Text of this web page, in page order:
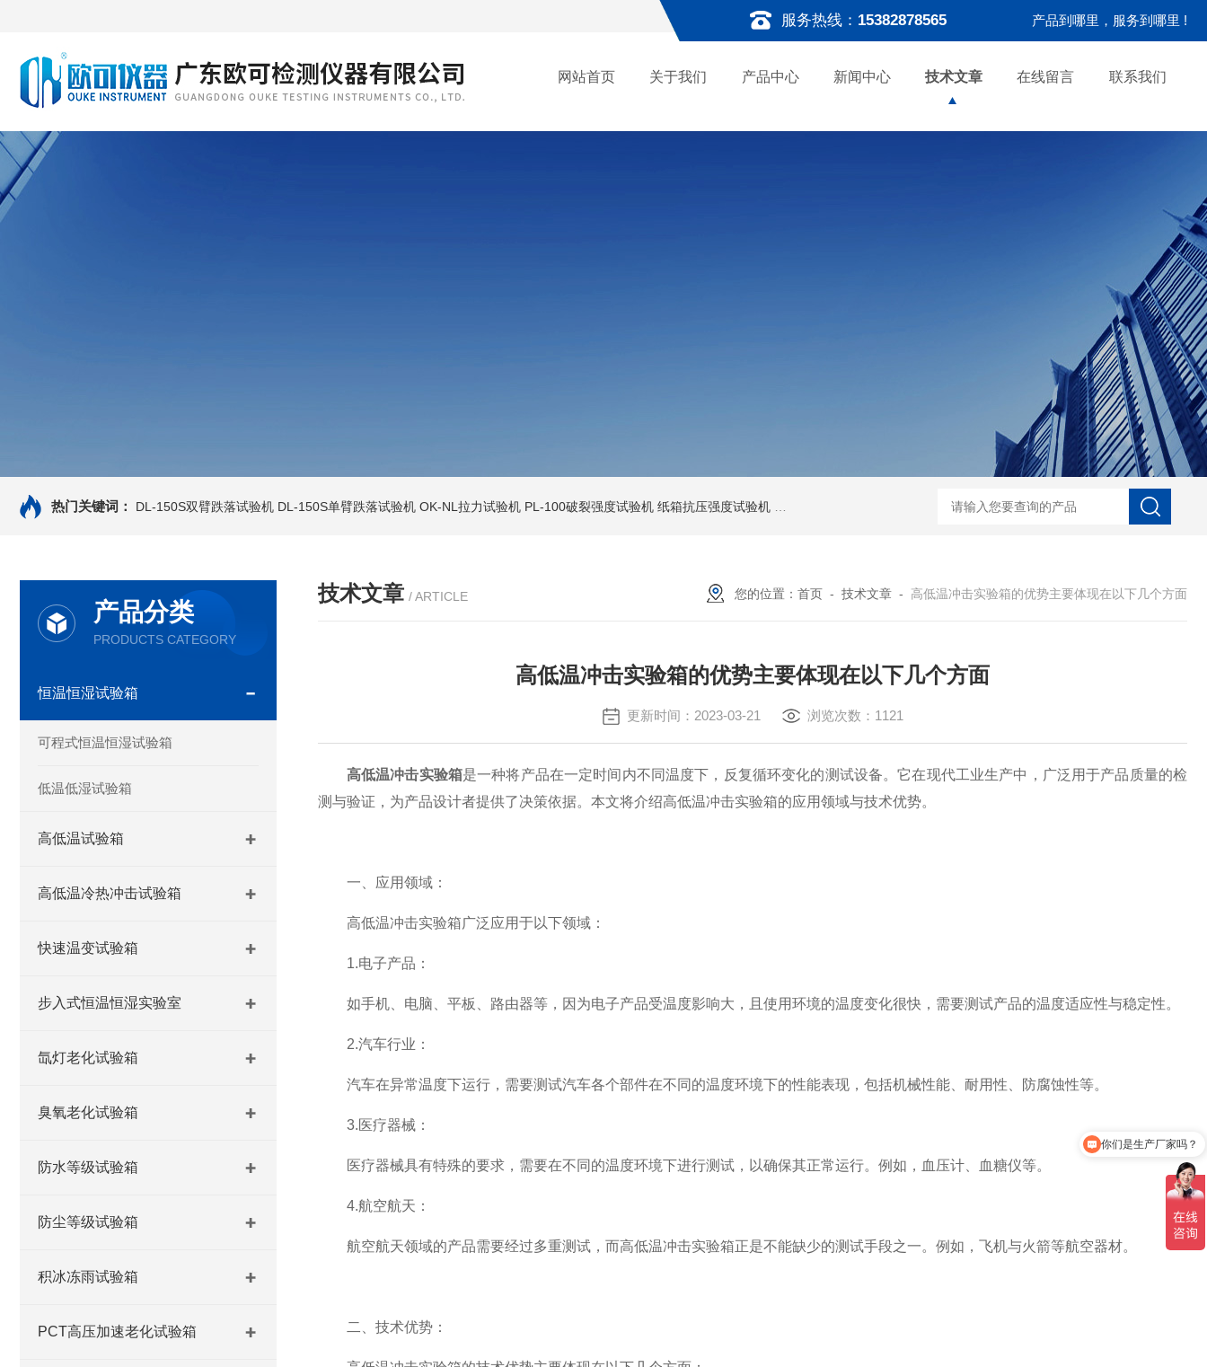
服务热线： 15382878565 产品到哪里，服务到哪里 !
网站首页 关于我们 产品中心 新闻中心 技术文章 在线留言 联系我们
热门关键词： DL-150S双臂跌落试验机 DL-150S单臂跌落试验机 OK-NL拉力试验机 PL-100破裂强度试验机 纸箱抗压强度试验机 OK-S-10加速度冲击试验机 DQY--150高低温低
产品分类
PRODUCTS CATEGORY
恒温恒湿试验箱
可程式恒温恒湿试验箱
低温低湿试验箱
高低温试验箱
高低温冷热冲击试验箱
快速温变试验箱
步入式恒温恒湿实验室
氙灯老化试验箱
臭氧老化试验箱
防水等级试验箱
防尘等级试验箱
积冰冻雨试验箱
PCT高压加速老化试验箱
技术文章 / ARTICLE 您的位置： 首页 - 技术文章 - 高低温冲击实验箱的优势主要体现在以下几个方面
高低温冲击实验箱的优势主要体现在以下几个方面
更新时间：2023-03-21 浏览次数：1121
高低温冲击实验箱是一种将产品在一定时间内不同温度下，反复循环变化的测试设备。它在现代工业生产中，广泛用于产品质量的检
测与验证，为产品设计者提供了决策依据。本文将介绍高低温冲击实验箱的应用领域与技术优势。
一、应用领域：
高低温冲击实验箱广泛应用于以下领域：
1.电子产品：
如手机、电脑、平板、路由器等，因为电子产品受温度影响大，且使用环境的温度变化很快，需要测试产品的温度适应性与稳定性。
2.汽车行业：
汽车在异常温度下运行，需要测试汽车各个部件在不同的温度环境下的性能表现，包括机械性能、耐用性、防腐蚀性等。
3.医疗器械：
医疗器械具有特殊的要求，需要在不同的温度环境下进行测试，以确保其正常运行。例如，血压计、血糖仪等。
4.航空航天：
航空航天领域的产品需要经过多重测试，而高低温冲击实验箱正是不能缺少的测试手段之一。例如，飞机与火箭等航空器材。
二、技术优势：
你们是生产厂家吗？